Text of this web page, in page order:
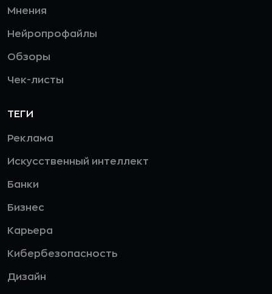
Мнения
Нейропрофайлы
Обзоры
Чек-листы
ТЕГИ
Реклама
Искусственный интеллект
Банки
Бизнес
Карьера
Кибербезопасность
Дизайн